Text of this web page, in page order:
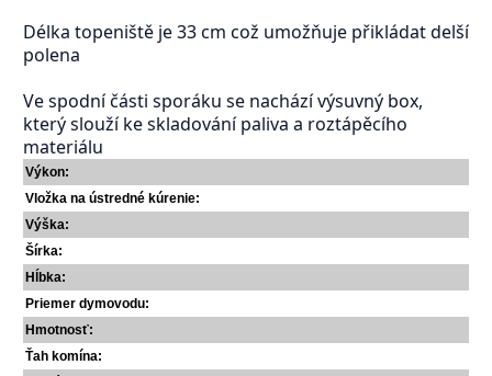
Délka topeniště je 33 cm což umožňuje přikládat delší
polena
Ve spodní části sporáku se nachází výsuvný box,
který slouží ke skladování paliva a roztápěcího
materiálu
Výkon:
Vložka na ústredné kúrenie:
Výška:
Šírka:
Hĺbka:
Priemer dymovodu:
Hmotnosť:
Ťah komína: